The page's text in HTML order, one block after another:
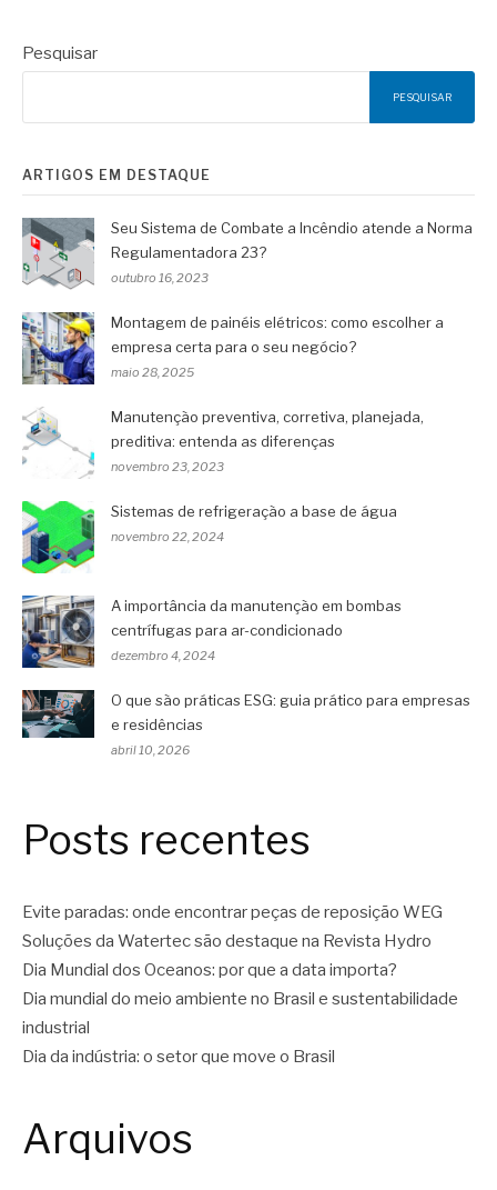
Pesquisar
PESQUISAR
ARTIGOS EM DESTAQUE
Seu Sistema de Combate a Incêndio atende a Norma
Regulamentadora 23?
outubro 16, 2023
Montagem de painéis elétricos: como escolher a
empresa certa para o seu negócio?
maio 28, 2025
Manutenção preventiva, corretiva, planejada,
preditiva: entenda as diferenças
novembro 23, 2023
Sistemas de refrigeração a base de água
novembro 22, 2024
A importância da manutenção em bombas
centrífugas para ar-condicionado
dezembro 4, 2024
O que são práticas ESG: guia prático para empresas
e residências
abril 10, 2026
Posts recentes
Evite paradas: onde encontrar peças de reposição WEG
Soluções da Watertec são destaque na Revista Hydro
Dia Mundial dos Oceanos: por que a data importa?
Dia mundial do meio ambiente no Brasil e sustentabilidade
industrial
Dia da indústria: o setor que move o Brasil
Arquivos